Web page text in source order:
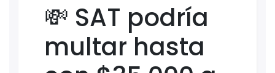
💸 SAT podría
multar hasta